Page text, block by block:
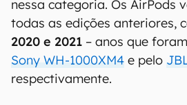
nessa categoria. Os AirPods
todas as edições anteriores,
2020 e 2021 – anos que
Sony WH-1000XM4 e pelo
respectivamente.